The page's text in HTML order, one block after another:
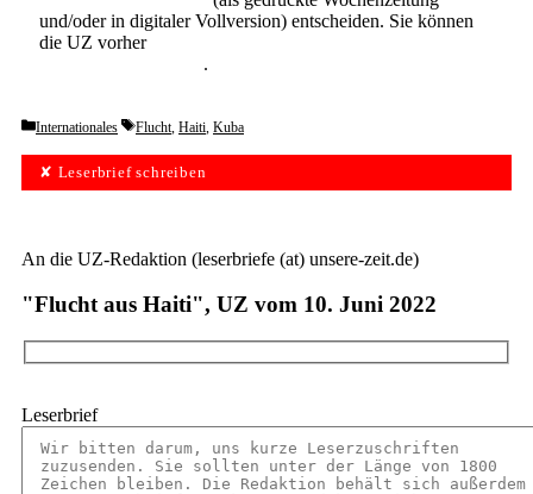
und/oder in digitaler Vollversion) entscheiden. Sie können
die UZ vorher
.
Categories
Internationales Tags
Flucht, Haiti, Kuba
✘ Leserbrief schreiben
An die UZ-Redaktion (leserbriefe (at) unsere-zeit.de)
"Flucht aus Haiti", UZ vom 10. Juni 2022
Leserbrief